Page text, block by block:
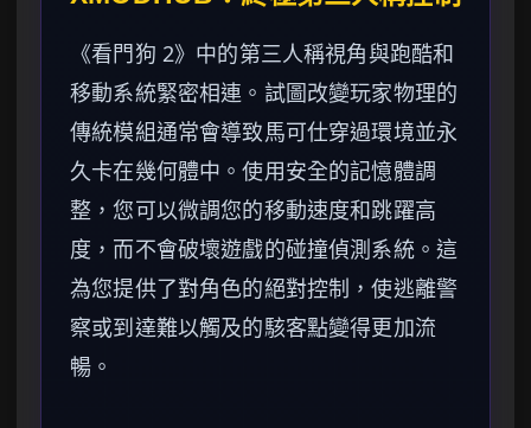
《看門狗 2》中的第三人稱視角與跑酷和
移動系統緊密相連。試圖改變玩家物理的
傳統模組通常會導致馬可仕穿過環境並永
久卡在幾何體中。使用安全的記憶體調
整，您可以微調您的移動速度和跳躍高
度，而不會破壞遊戲的碰撞偵測系統。這
為您提供了對角色的絕對控制，使逃離警
察或到達難以觸及的駭客點變得更加流
暢。